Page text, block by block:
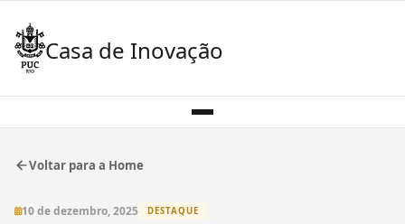
Casa de Inovação
Voltar para a Home
10 de dezembro, 2025 DESTAQUE